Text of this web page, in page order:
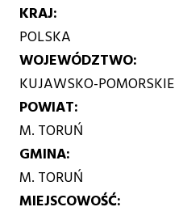
KRAJ
POLSKA
WOJEWÓDZTWO
KUJAWSKO-POMORSKIE
POWIAT
M. TORUŃ
GMINA
M. TORUŃ
MIEJSCOWOŚĆ